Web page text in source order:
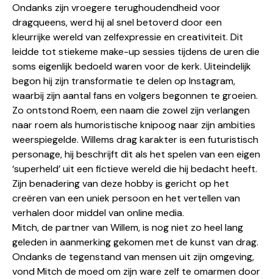
Ondanks zijn vroegere terughoudendheid voor
dragqueens, werd hij al snel betoverd door een
kleurrijke wereld van zelfexpressie en creativiteit. Dit
leidde tot stiekeme make-up sessies tijdens de uren die
soms eigenlijk bedoeld waren voor de kerk. Uiteindelijk
begon hij zijn transformatie te delen op Instagram,
waarbij zijn aantal fans en volgers begonnen te groeien.
Zo ontstond Roem, een naam die zowel zijn verlangen
naar roem als humoristische knipoog naar zijn ambities
weerspiegelde. Willems drag karakter is een futuristisch
personage, hij beschrijft dit als het spelen van een eigen
‘superheld’ uit een fictieve wereld die hij bedacht heeft.
Zijn benadering van deze hobby is gericht op het
creëren van een uniek persoon en het vertellen van
verhalen door middel van online media.
Mitch, de partner van Willem, is nog niet zo heel lang
geleden in aanmerking gekomen met de kunst van drag.
Ondanks de tegenstand van mensen uit zijn omgeving,
vond Mitch de moed om zijn ware zelf te omarmen door